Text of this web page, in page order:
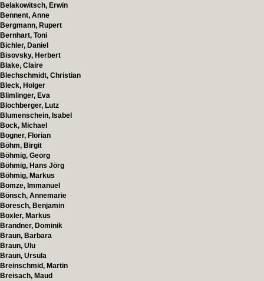
Belakowitsch, Erwin
Bennent, Anne
Bergmann, Rupert
Bernhart, Toni
Bichler, Daniel
Bisovsky, Herbert
Blake, Claire
Blechschmidt, Christian
Bleck, Holger
Blimlinger, Eva
Blochberger, Lutz
Blumenschein, Isabel
Bock, Michael
Bogner, Florian
Böhm, Birgit
Böhmig, Georg
Böhmig, Hans Jörg
Böhmig, Markus
Bomze, Immanuel
Bönsch, Annemarie
Boresch, Benjamin
Boxler, Markus
Brandner, Dominik
Braun, Barbara
Braun, Ulu
Braun, Ursula
Breinschmid, Martin
Breisach, Maud